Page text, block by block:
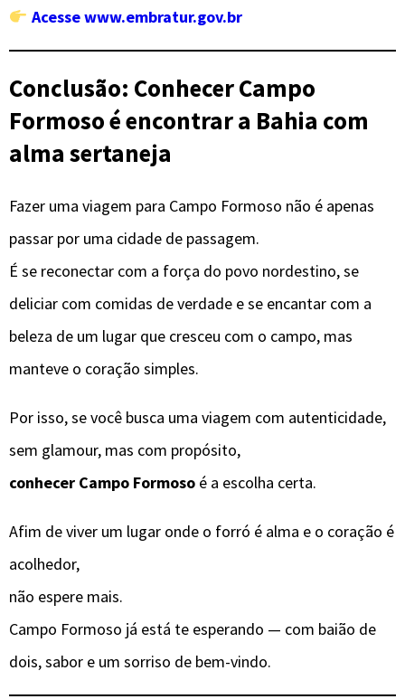
Acesse www.embratur.gov.br
Conclusão: Conhecer Campo
Formoso é encontrar a Bahia com
alma sertaneja
Fazer uma viagem para Campo Formoso não é apenas
passar por uma cidade de passagem.
É se reconectar com a força do povo nordestino, se
deliciar com comidas de verdade e se encantar com a
beleza de um lugar que cresceu com o campo, mas
manteve o coração simples.
Por isso, se você busca uma viagem com autenticidade,
sem glamour, mas com propósito,
conhecer Campo Formoso é a escolha certa.
Afim de viver um lugar onde o forró é alma e o coração é
acolhedor,
não espere mais.
Campo Formoso já está te esperando — com baião de
dois, sabor e um sorriso de bem-vindo.